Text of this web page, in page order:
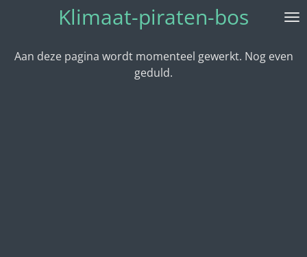
de
Klimaat-piraten-bos
Aan deze pagina wordt momenteel gewerkt. Nog even
geduld.